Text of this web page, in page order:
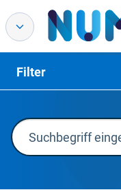
Filter